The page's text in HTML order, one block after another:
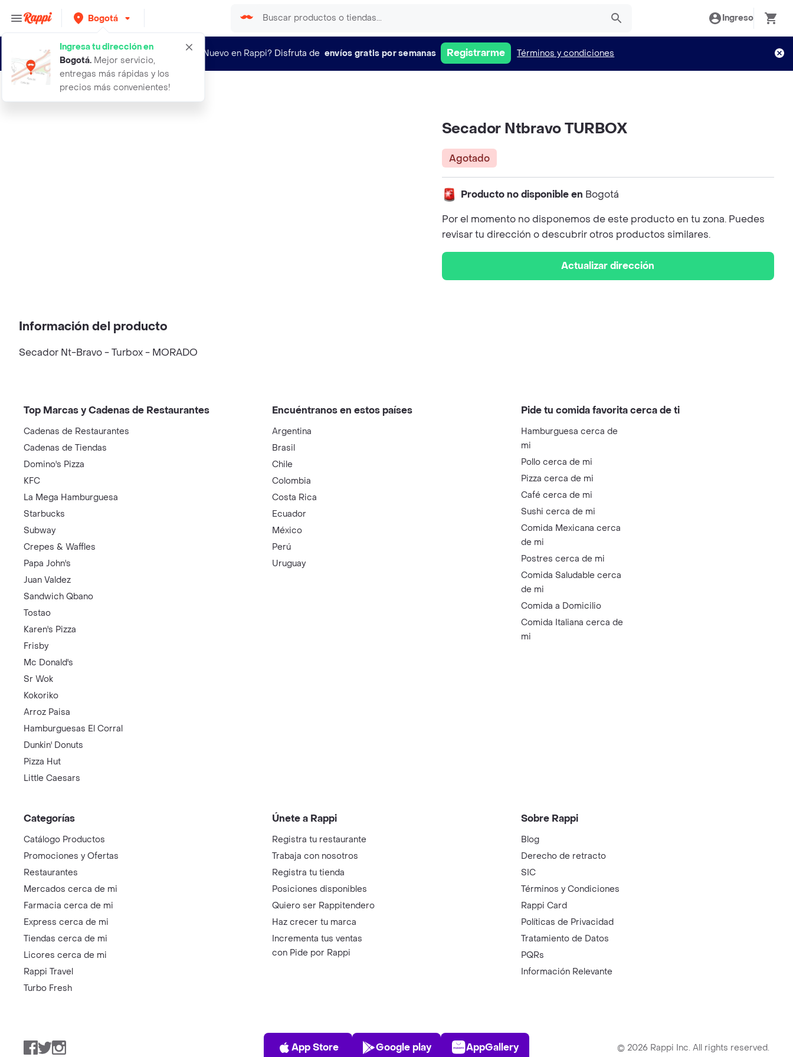
Bogotá
Ingresa tu dirección en
Bogotá. Mejor servicio,
entregas más rápidas y los
precios más convenientes!
Ingreso
¿Nuevo en Rappi? Disfruta de envíos gratis por semanas Registrarme Términos y condiciones
secador ntbravo turbox
Secador Ntbravo TURBOX
Agotado
Producto no disponible en Bogotá
Por el momento no disponemos de este producto en tu zona. Puedes
revisar tu dirección o descubrir otros productos similares.
Actualizar dirección
Información del producto
Secador Nt-Bravo - Turbox - MORADO
Top Marcas y Cadenas de Restaurantes
Cadenas de Restaurantes
Cadenas de Tiendas
Domino's Pizza
KFC
La Mega Hamburguesa
Starbucks
Subway
Crepes & Waffles
Papa John's
Juan Valdez
Sandwich Qbano
Tostao
Karen's Pizza
Frisby
Mc Donald's
Sr Wok
Kokoriko
Arroz Paisa
Hamburguesas El Corral
Dunkin' Donuts
Pizza Hut
Little Caesars
Encuéntranos en estos países
Argentina
Brasil
Chile
Colombia
Costa Rica
Ecuador
México
Perú
Uruguay
Pide tu comida favorita cerca de ti
Hamburguesa cerca de
mi
Pollo cerca de mi
Pizza cerca de mi
Café cerca de mi
Sushi cerca de mi
Comida Mexicana cerca
de mi
Postres cerca de mi
Comida Saludable cerca
de mi
Comida a Domicilio
Comida Italiana cerca de
mi
Categorías
Catálogo Productos
Promociones y Ofertas
Restaurantes
Mercados cerca de mi
Farmacia cerca de mi
Express cerca de mi
Tiendas cerca de mi
Licores cerca de mi
Rappi Travel
Turbo Fresh
Únete a Rappi
Registra tu restaurante
Trabaja con nosotros
Registra tu tienda
Posiciones disponibles
Quiero ser Rappitendero
Haz crecer tu marca
Incrementa tus ventas
con Pide por Rappi
Sobre Rappi
Blog
Derecho de retracto
SIC
Términos y Condiciones
Rappi Card
Políticas de Privacidad
Tratamiento de Datos
PQRs
Información Relevante
Facebook
TwitterInstagram
App Store
App Store
Play Store
Google play
AppGallery
AppGallery © 2026 Rappi Inc. All rights reserved.